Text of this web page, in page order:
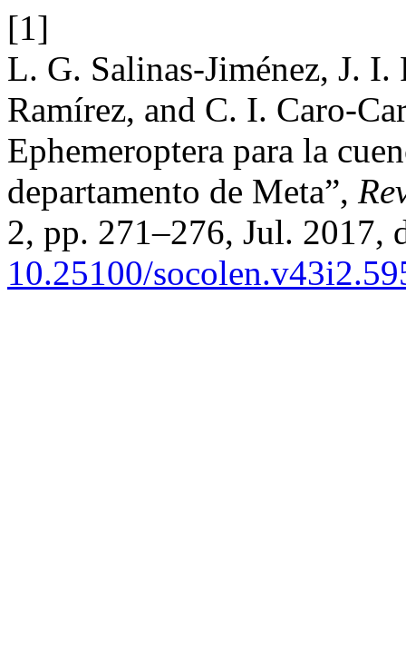
[1]
L. G. Salinas-Jiménez, J. I.
Ramírez, and C. I. Caro-
Ephemeroptera para la
departamento de Meta”,
2, pp. 271–276, Jul. 2017,
10.25100/